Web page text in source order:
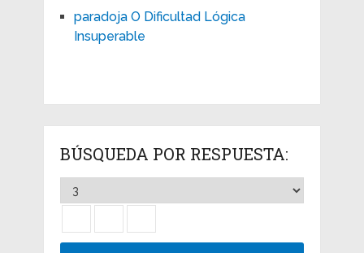
paradoja O Dificultad Lógica
Insuperable
BÚSQUEDA POR RESPUESTA: